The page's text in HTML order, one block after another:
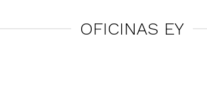
OFICINAS EY